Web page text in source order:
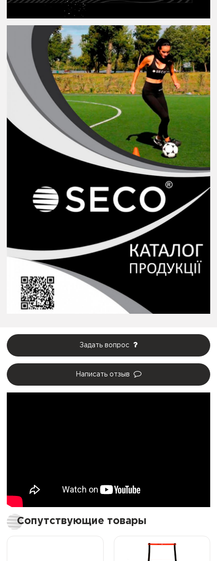
Задать вопрос
Написать отзыв
Сопутствующие товары